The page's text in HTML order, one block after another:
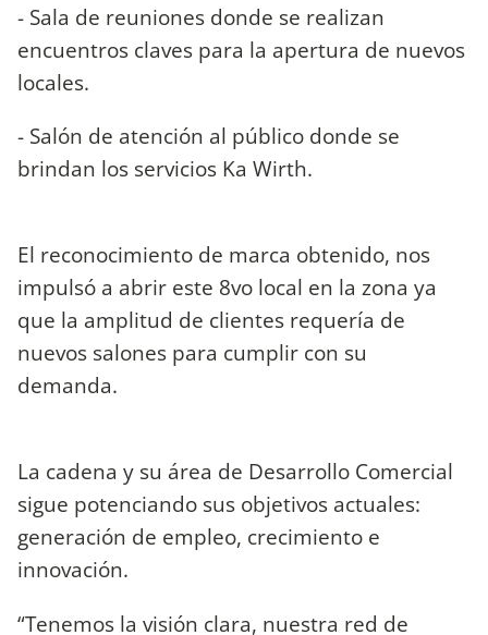
- Sala de reuniones donde se realizan
encuentros claves para la apertura de nuevos
locales.
- Salón de atención al público donde se
brindan los servicios Ka Wirth.
El reconocimiento de marca obtenido, nos
impulsó a abrir este 8vo local en la zona ya
que la amplitud de clientes requería de
nuevos salones para cumplir con su
demanda.
La cadena y su área de Desarrollo Comercial
sigue potenciando sus objetivos actuales:
generación de empleo, crecimiento e
innovación.
“Tenemos la visión clara, nuestra red de